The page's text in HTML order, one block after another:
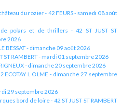
du rozier - 42 FEURS - samedi 08 août
polars et de thrillers - 42 ST JUST ST
2026
BESSAT - dimanche 09 août 2026
ST RAMBERT - mardi 01 septembre 2026
- dimanche 20 septembre 2026
ECOTAY L OLME - dimanche 27 septembre
29 septembre 2026
bord de loire - 42 ST JUST ST RAMBERT